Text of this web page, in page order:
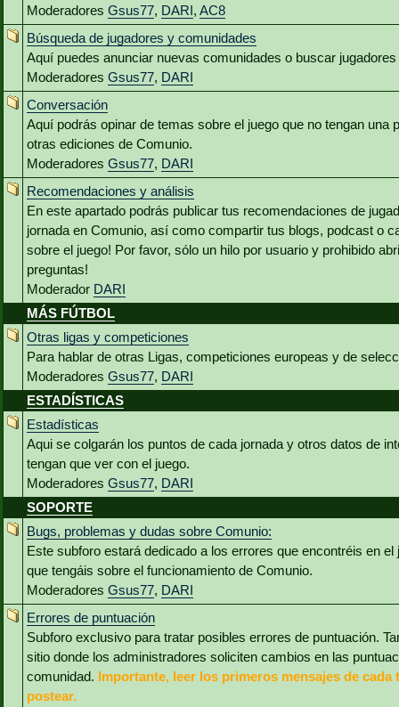
Moderadores Gsus77, DARI, AC8
Búsqueda de jugadores y comunidades
Aquí puedes anunciar nuevas comunidades o buscar
Moderadores Gsus77, DARI
Conversación
Aquí podrás opinar de temas sobre el juego que no tengan una
otras ediciones de Comunio.
Moderadores Gsus77, DARI
Recomendaciones y análisis
En este apartado podrás publicar tus recomendaciones de
jornada en Comunio, así como compartir tus blogs, podcast o
sobre el juego! Por favor, sólo un hilo por usuario y prohibido
preguntas!
Moderador DARI
MÁS FÚTBOL
Otras ligas y competiciones
Para hablar de otras Ligas, competiciones europeas y de
Moderadores Gsus77, DARI
ESTADÍSTICAS
Estadísticas
Aqui se colgarán los puntos de cada jornada y otros datos de
tengan que ver con el juego.
Moderadores Gsus77, DARI
SOPORTE
Bugs, problemas y dudas sobre Comunio:
Este subforo estará dedicado a los errores que encontréis en el
que tengáis sobre el funcionamiento de Comunio.
Moderadores Gsus77, DARI
Errores de puntuación
Subforo exclusivo para tratar posibles errores de puntuación.
sitio donde los administradores soliciten cambios en las
comunidad. Importante, leer los primeros mensajes de cada
postear.